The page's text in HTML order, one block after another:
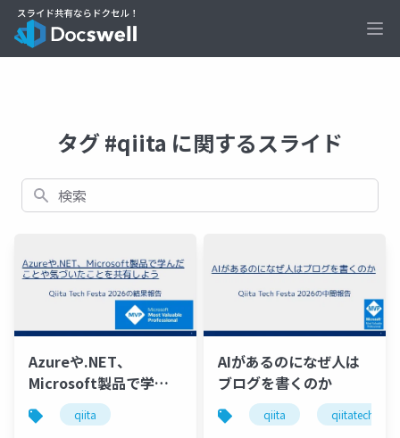
タグ #qiita に関するスライド
検索
Azureや.NET、
Microsoft製品で学ん
だことや気づいたこと
を共有しよう
qiita
AIがあるのになぜ人は
ブログを書くのか
qiita qiitatechfesta